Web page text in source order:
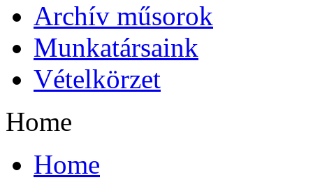
Archív műsorok
Munkatársaink
Vételkörzet
Home
Home